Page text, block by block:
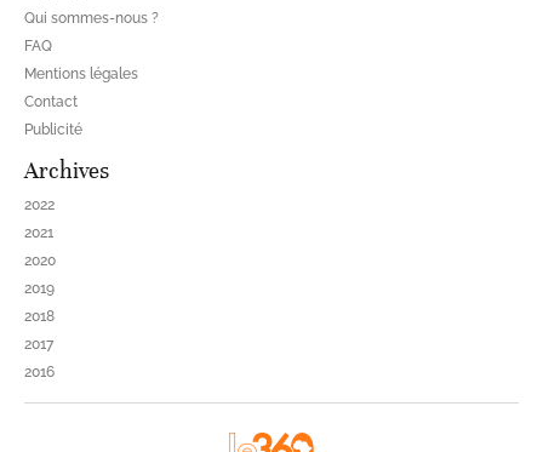
Qui sommes-nous ?
FAQ
Mentions légales
Contact
Publicité
Archives
2022
2021
2020
2019
2018
2017
2016